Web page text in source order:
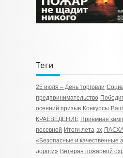
Теги
25 июля – День торговли
предпринимательство
осенний призыв Конкурсы
КРАЕВЕДЕНИЕ Приёмная
посевной Итоги лета эх
«Безопасные и качественные
дороги» Ветеран пожарной